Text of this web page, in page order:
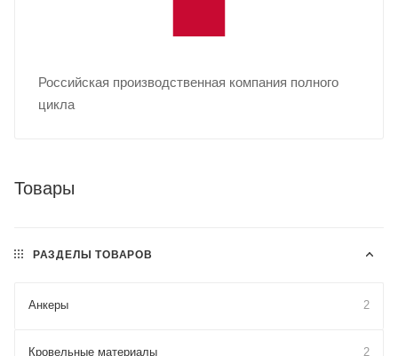
Российская производственная компания полного
цикла
Товары
РАЗДЕЛЫ ТОВАРОВ
Анкеры 2
Кровельные материалы 2